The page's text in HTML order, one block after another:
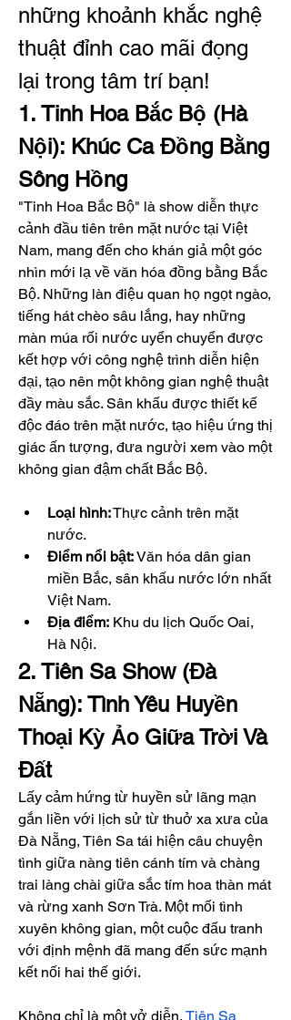
những khoảnh khắc nghệ
thuật đỉnh cao mãi đọng
lại trong tâm trí bạn!
1. Tinh Hoa Bắc Bộ (Hà
Nội): Khúc Ca Đồng Bằng
Sông Hồng
"Tinh Hoa Bắc Bộ" là show diễn thực
cảnh đầu tiên trên mặt nước tại Việt
Nam, mang đến cho khán giả một góc
nhìn mới lạ về văn hóa đồng bằng Bắc
Bộ. Những làn điệu quan họ ngọt ngào,
tiếng hát chèo sâu lắng, hay những
màn múa rối nước uyển chuyển được
kết hợp với công nghệ trình diễn hiện
đại, tạo nên một không gian nghệ thuật
đầy màu sắc. Sân khấu được thiết kế
độc đáo trên mặt nước, tạo hiệu ứng thị
giác ấn tượng, đưa người xem vào một
không gian đậm chất Bắc Bộ.
Loại hình: Thực cảnh trên mặt
nước.
Điểm nổi bật: Văn hóa dân gian
miền Bắc, sân khấu nước lớn nhất
Việt Nam.
Địa điểm: Khu du lịch Quốc Oai,
Hà Nội.
2. Tiên Sa Show (Đà
Nẵng): Tình Yêu Huyền
Thoại Kỳ Ảo Giữa Trời Và
Đất
Lấy cảm hứng từ huyền sử lãng mạn
gắn liền với lịch sử từ thuở xa xưa của
Đà Nẵng, Tiên Sa tái hiện câu chuyện
tình giữa nàng tiên cánh tím và chàng
trai làng chài giữa sắc tím hoa thàn mát
và rừng xanh Sơn Trà. Một mối tình
xuyên không gian, một cuộc đấu tranh
với định mệnh đã mang đến sức mạnh
kết nối hai thế giới.
Không chỉ là một vở diễn, Tiên Sa